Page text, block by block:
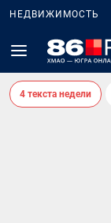
НЕДВИЖИМОСТЬ
4 текста недели